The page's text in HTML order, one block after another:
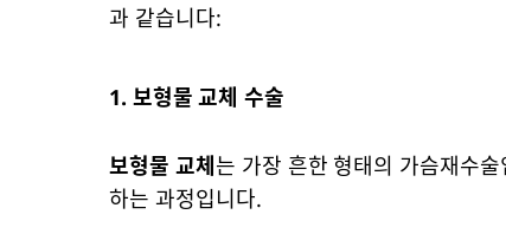
과 같습니다:
1. 보형물 교체 수술
보형물 교체는 가장 흔한 형태의 가슴재수
하는 과정입니다.